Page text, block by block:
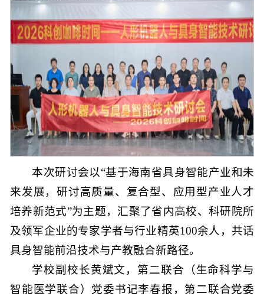
本次研讨会以“基于海南省具身智能产业和未
来发展，研讨高质量、复合型、应用型产业人才
培养新范式”为主题，汇聚了省内高校、科研院所
及领军企业的专家学者与行业精英100余人，共话
具身智能前沿技术与产教融合新路径。
学校副校长黄斌文，第二联合（生命科学与
智能医学联合）党委书记李春报，第二联合党委